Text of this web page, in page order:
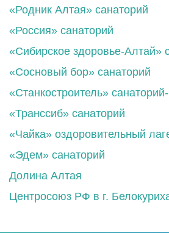
«Родник Алтая» санаторий
«Россия» санаторий
«Сибирское здоровье-Алтай»
«Сосновый бор» санаторий
«Станкостроитель»
«Транссиб» санаторий
«Чайка» оздоровительный
«Эдем» санаторий
Долина Алтая
Центросоюз РФ в г.